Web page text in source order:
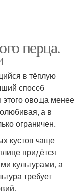
перца.
в тёплую
способ
овоща менее
а в
ограничен.
кустов чаще
придётся
культурами, а
требует